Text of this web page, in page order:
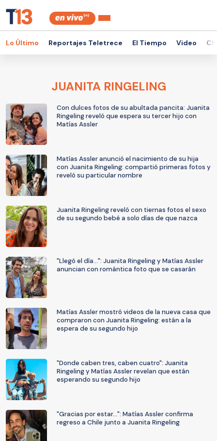
Lo Último Reportajes Teletrece El Tiempo Video
JUANITA RINGELING
Con dulces fotos de su abultada pancita: Juanita
Ringeling reveló que espera su tercer hijo con
Matías Assler
Matías Assler anunció el nacimiento de su hija
con Juanita Ringeling: compartió primeras fotos y
reveló su particular nombre
Juanita Ringeling reveló con tiernas fotos el sexo
de su segundo bebé a solo días de que nazca
"Llegó el día...": Juanita Ringeling y Matías Assler
anuncian con romántica foto que se casarán
Matías Assler mostró videos de la nueva casa que
compraron con Juanita Ringeling: están a la
espera de su segundo hijo
"Donde caben tres, caben cuatro": Juanita
Ringeling y Matías Assler revelan que están
esperando su segundo hijo
"Gracias por estar...": Matías Assler confirma
regreso a Chile junto a Juanita Ringeling